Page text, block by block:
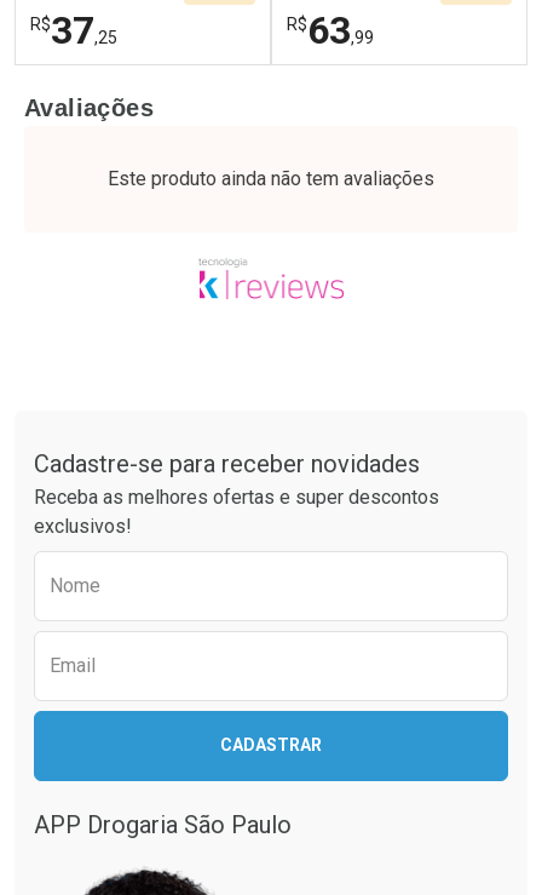
R$37,25
Laboratório
Ativar Desconto
Comprar sem Desconto
Por Menos
Comprar sem Desconto
Por R$ 37,25/cada
R$63,99
Laboratório
Ativar Desconto
Comprar sem Desconto
Por Menos
Comprar sem Desconto
Avaliações
Este produto ainda não tem avaliações
Cadastre-se para receber novidades
Receba as melhores ofertas e super descontos
exclusivos!
Nome
Email
CADASTRAR
APP Drogaria São Paulo